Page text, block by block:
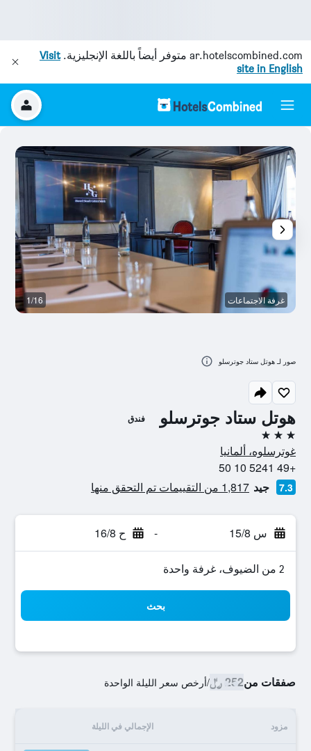
ar.hotelscombined.com متوفر أيضاً باللغة الإنجليزية.Visit
site in English
هوتل ستاد جوترسلو فندق
3 نجوم
غوترسلوه، ألمانيا
+49 5241 10 50
7.3 جيد 1,817 من التقييمات تم التحقق منها
س 15/8 - ح 16/8
2 من الضيوف، غرفة واحدة
بحث
صفقات من252 ﷼ /أرخص سعر الليلة الواحدة
مزود الإجمالي في الليلة
غرفة الاجتماعات 1/16
صور لـ هوتل ستاد جوترسلو